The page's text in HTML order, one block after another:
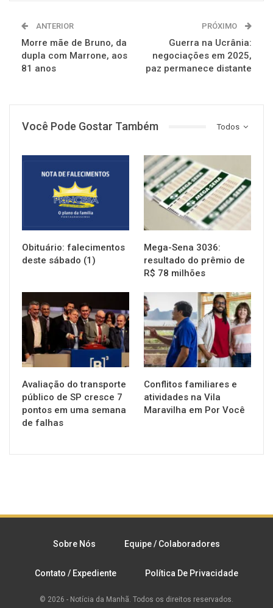
ANTERIOR
Morre mãe de Bruno, da
dupla com Marrone, aos
81 anos
PRÓXIMO
Guerra na Ucrânia:
negociações em 2025,
paz permanece distante
Todos
Você Pode Gostar Também
Obituário: falecimentos
deste sábado (1)
NOTÍCIAS
Mega-Sena 3036:
resultado do prêmio de
R$ 78 milhões
NOTÍCIAS
Avaliação do transporte
público de SP cresce 7
pontos em uma semana
de falhas
NOTÍCIAS
Conflitos familiares e
atividades na Vila
Maravilha em Por Você
Sobre Nós Equipe / Colaboradores
Contato / Expediente Política De Privacidade
© 2026 - Notícia da Manhã. Todos os direitos reservados.